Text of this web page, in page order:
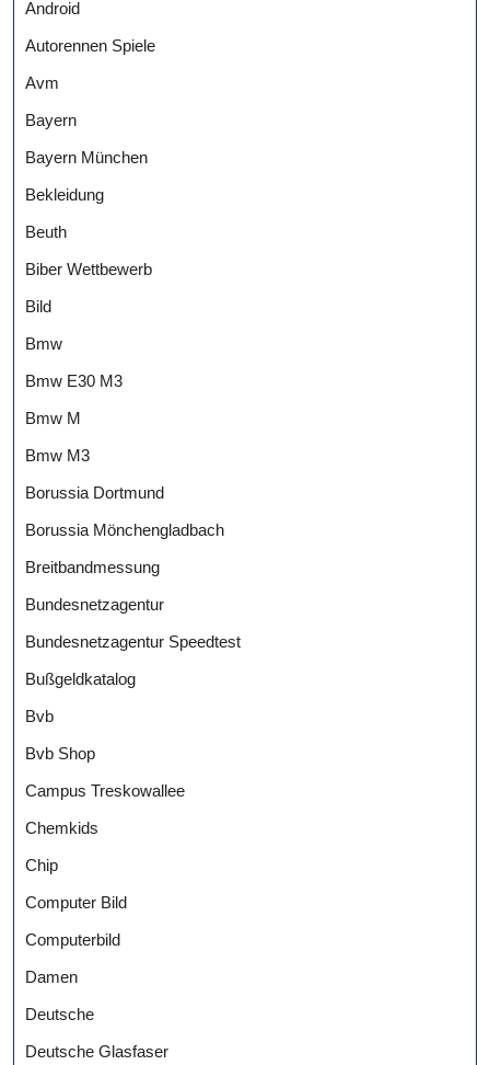
Android
Autorennen Spiele
Avm
Bayern
Bayern München
Bekleidung
Beuth
Biber Wettbewerb
Bild
Bmw
Bmw E30 M3
Bmw M
Bmw M3
Borussia Dortmund
Borussia Mönchengladbach
Breitbandmessung
Bundesnetzagentur
Bundesnetzagentur Speedtest
Bußgeldkatalog
Bvb
Bvb Shop
Campus Treskowallee
Chemkids
Chip
Computer Bild
Computerbild
Damen
Deutsche
Deutsche Glasfaser